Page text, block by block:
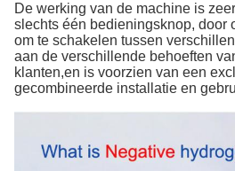
De werking van de machine is
slechts één bedieningsknop, door
om te schakelen tussen
aan de verschillende behoeften
klanten,en is voorzien van een
gecombineerde installatie en